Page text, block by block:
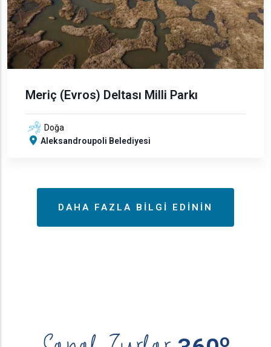
Meriç (Evros) Deltası Milli Parkı
Doğa
Aleksandroupoli Belediyesi
DAHA FAZLA BILGI EDININ
ο